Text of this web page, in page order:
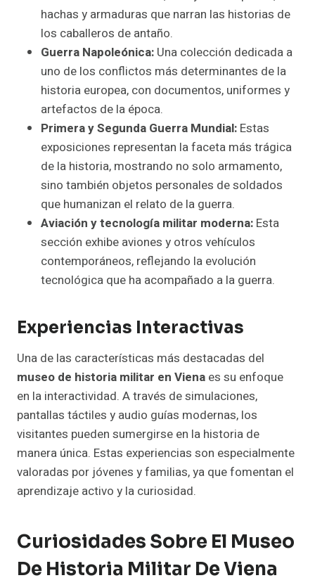
hachas y armaduras que narran las historias de
los caballeros de antaño.
Guerra Napoleónica: Una colección dedicada a
uno de los conflictos más determinantes de la
historia europea, con documentos, uniformes y
artefactos de la época.
Primera y Segunda Guerra Mundial: Estas
exposiciones representan la faceta más trágica
de la historia, mostrando no solo armamento,
sino también objetos personales de soldados
que humanizan el relato de la guerra.
Aviación y tecnología militar moderna: Esta
sección exhibe aviones y otros vehículos
contemporáneos, reflejando la evolución
tecnológica que ha acompañado a la guerra.
Experiencias Interactivas
Una de las características más destacadas del
museo de historia militar en Viena es su enfoque
en la interactividad. A través de simulaciones,
pantallas táctiles y audio guías modernas, los
visitantes pueden sumergirse en la historia de
manera única. Estas experiencias son especialmente
valoradas por jóvenes y familias, ya que fomentan el
aprendizaje activo y la curiosidad.
Curiosidades Sobre El Museo
De Historia Militar De Viena